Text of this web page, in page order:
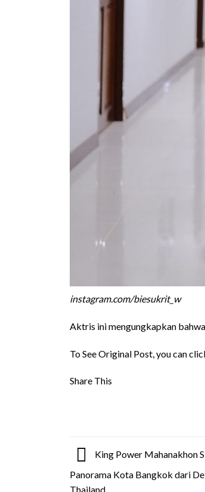
instagram.com/biesukrit_w
Aktris ini mengungkapkan
To See Original Post, you can
Share This
King Power Mahanakhon
Panorama Kota Bangkok dari
Thailand